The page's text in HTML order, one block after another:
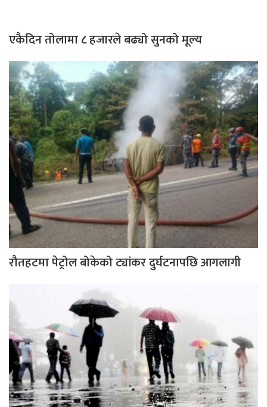
एकैदिन तोलामा ८ हजारले बढ्यो सुनको मूल्य
रौतहटमा पेट्रोल बोकेको ट्यांकर दुर्घटनापछि आगलागी